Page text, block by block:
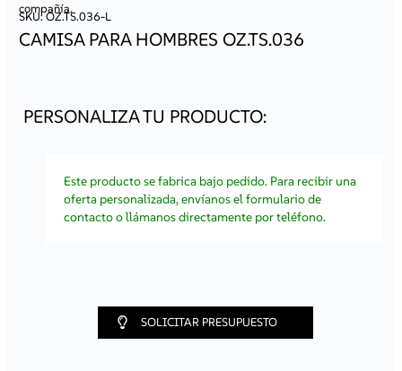
Contacto individual con un representante
especialista dedicado te ayudará a resolver todas tus
dudas y te asesorará en la elección de las mejores
Ofertas personalizadas– recibirás información sobre
promociones y productos adaptados a las
beneficios de colaborar con nosotros!
Registro / Acceso
compañía.
SKU:OZ.TS.036-L
CAMISA PARA HOMBRES OZ.TS.036
Este producto se fabrica bajo pedido. Para recibir una
oferta personalizada, envíanos el formulario de
contacto o llámanos directamente por teléfono.
SOLICITAR PRESUPUESTO